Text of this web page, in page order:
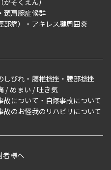
がそくえん）
頚肩腕症候群
痛）
アキレス腱周囲炎
しびれ 腰椎捻挫
腰部捻挫
/ めまい / 吐き気
故について
自爆事故について
故のお怪我のリハビリについて
者様へ